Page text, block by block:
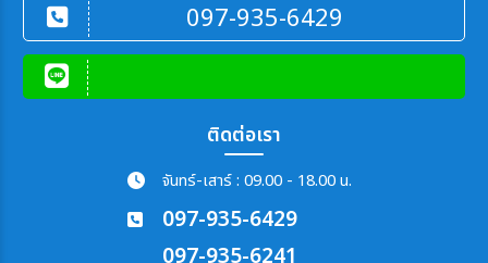
097-935-6429
ติดต่อเรา
จันทร์-เสาร์ : 09.00 - 18.00 น.
097-935-6429